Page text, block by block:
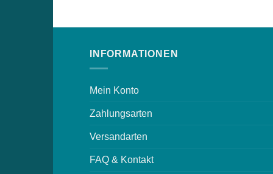
INFORMATIONEN
Mein Konto
Zahlungsarten
Versandarten
FAQ & Kontakt